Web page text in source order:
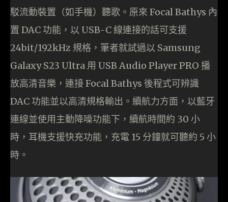
駁流動裝置（如手機）聽歌。原來 Focal Bathys 內
置 DAC 功能，以 USB-C 線連接的話可支援
24bit/192kHz 規格，筆者就試過以 Samsung
Galaxy S23 Ultra 用 USB Audio Player PRO 播
放高清音樂，連接 Focal Bathys 後程式可辨識
DAC 功能並以高清規格輸出。續航力方面，以藍牙
連線並使用主動降噪功能下，續航時間約 30 小
時，耳機支援快充功能，充電 15 分鐘就可聽約 5 小
時。